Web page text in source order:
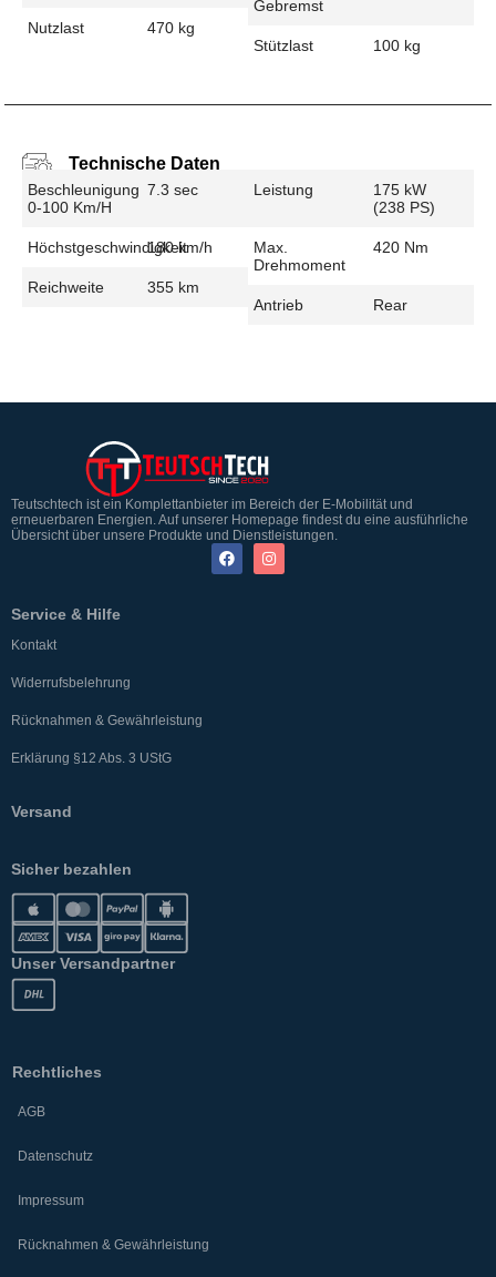
Nutzlast 470 kg
Gebremst
Stützlast 100 kg
Technische Daten
Beschleunigung
0-100 Km/h
7.3 sec
Höchstgeschwindigkeit
180 km/h
Reichweite 355 km
Leistung
175 kW
(238 PS)
Max.
Drehmoment
420 Nm
Antrieb Rear
Teutschtech ist ein Komplettanbieter im Bereich der E-Mobilität und
erneuerbaren Energien. Auf unserer Homepage findest du eine ausführliche
Übersicht über unsere Produkte und Dienstleistungen.
Service & Hilfe
Kontakt
Widerrufsbelehrung
Rücknahmen & Gewährleistung
Erklärung §12 Abs. 3 UStG
Versand
Sicher bezahlen
Unser Versandpartner
Rechtliches
AGB
Datenschutz
Impressum
Rücknahmen & Gewährleistung